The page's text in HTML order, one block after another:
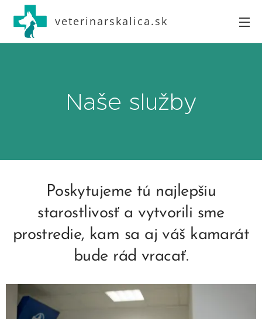
veterinarskalica.sk
Naše služby
Poskytujeme tú najlepšiu
starostlivosť a vytvorili sme
prostredie, kam sa aj váš kamarát
bude rád vracať.